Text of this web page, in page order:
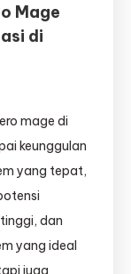
Mage
di
mage di
keunggulan
yang tepat,
dan
yang ideal
juga